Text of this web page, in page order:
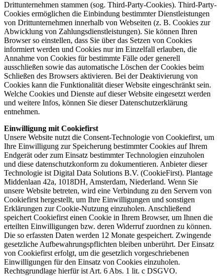
Drittunternehmen stammen (sog. Third-Party-Cookies). Third-Party-
Cookies ermöglichen die Einbindung bestimmter Dienstleistungen
von Drittunternehmen innerhalb von Webseiten (z. B. Cookies zur
Abwicklung von Zahlungsdienstleistungen). Sie können Ihren
Browser so einstellen, dass Sie über das Setzen von Cookies
informiert werden und Cookies nur im Einzelfall erlauben, die
Annahme von Cookies für bestimmte Fälle oder generell
ausschließen sowie das automatische Löschen der Cookies beim
Schließen des Browsers aktivieren. Bei der Deaktivierung von
Cookies kann die Funktionalität dieser Website eingeschränkt sein.
Welche Cookies und Dienste auf dieser Website eingesetzt werden
und weitere Infos, können Sie dieser Datenschutzerklärung
entnehmen.
Einwilligung mit Cookiefirst
Unsere Website nutzt die Consent-Technologie von Cookiefirst, um
Ihre Einwilligung zur Speicherung bestimmter Cookies auf Ihrem
Endgerät oder zum Einsatz bestimmter Technologien einzuholen
und diese datenschutzkonform zu dokumentieren. Anbieter dieser
Technologie ist Digital Data Solutions B.V. (CookieFirst). Plantage
Middenlaan 42a, 1018DH, Amsterdam, Niederland. Wenn Sie
unsere Website betreten, wird eine Verbindung zu den Servern von
Cookiefirst hergestellt, um Ihre Einwilligungen und sonstigen
Erklärungen zur Cookie-Nutzung einzuholen. Anschließend
speichert Cookiefirst einen Cookie in Ihrem Browser, um Ihnen die
erteilten Einwilligungen bzw. deren Widerruf zuordnen zu können.
Die so erfassten Daten werden 12 Monate gespeichert. Zwingende
gesetzliche Aufbewahrungspflichten bleiben unberührt. Der Einsatz
von Cookiefirst erfolgt, um die gesetzlich vorgeschriebenen
Einwilligungen für den Einsatz von Cookies einzuholen.
Rechtsgrundlage hierfür ist Art. 6 Abs. 1 lit. c DSGVO.